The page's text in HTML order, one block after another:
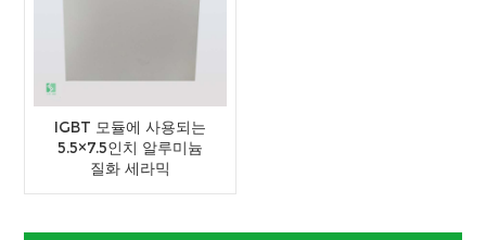
IGBT 모듈에 사용되는
5.5×7.5인치 알루미늄
질화 세라믹